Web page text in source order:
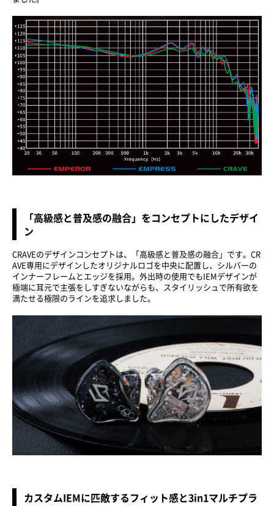
「高級感と普及感の融合」をコンセプトにしたデザイ
ン
CRAVEのデザインコンセプトは、「高級感と普及感の融合」です。CR
AVE専用にデザインしたオリジナルロゴを中央に配置し、シルバーの
インナーフレームとエッジを採用。外出時の使用でもIEMデザインが
極端に耳元で主張をしすぎないながらも、スタイリッシュで所有欲を
満たせる極限のラインを追求しました。
カスタムIEMに匹敵するフィット感と3in1マルチプラ